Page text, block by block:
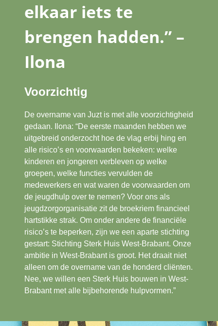
elkaar iets te
brengen hadden.” –
Ilona
Voorzichtig
De overname van Juzt is met alle voorzichtigheid
gedaan. Ilona: “De eerste maanden hebben we
uitgebreid onderzocht hoe de vlag erbij hing en
alle risico’s en voorwaarden bekeken: welke
kinderen en jongeren verbleven op welke
groepen, welke functies vervulden de
medewerkers en wat waren de voorwaarden om
de jeugdhulp over te nemen? Voor ons als
jeugdzorgorganisatie zit de broekriem financieel
hartstikke strak. Om onder andere de financiële
risico’s te beperken, zijn we een aparte stichting
gestart: Stichting Sterk Huis West-Brabant. Onze
ambitie in West-Brabant is groot. Het draait niet
alleen om de overname van de honderd cliënten.
Nee, we willen een Sterk Huis bouwen in West-
Brabant met alle bijbehorende hulpvormen.”